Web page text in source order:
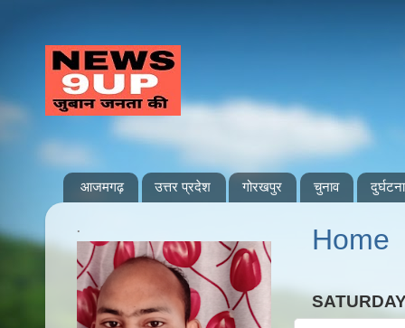
आजमगढ़ उत्तर प्रदेश गोरखपुर चुनाव दुर्घटना
Home
.